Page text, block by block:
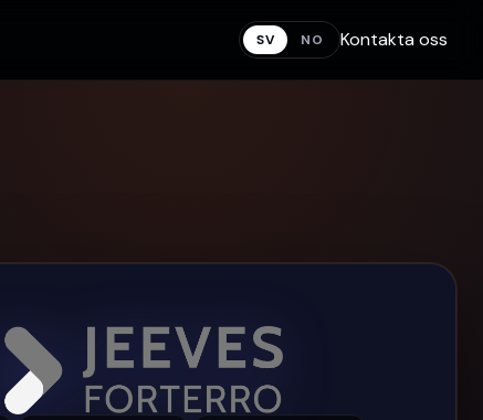
SV NO Kontakta oss